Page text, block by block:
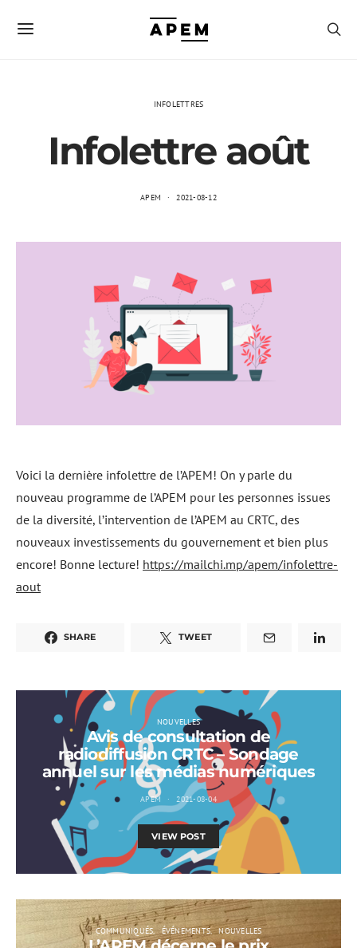
INFOLETTRES
Infolettre août
APEM 2021-08-12
Voici la dernière infolettre de l’APEM! On y parle du
nouveau programme de l’APEM pour les personnes issues
de la diversité, l’intervention de l’APEM au CRTC, des
nouveaux investissements du gouvernement et bien plus
encore! Bonne lecture! https://mailchi.mp/apem/infolettre-
aout
SHARE TWEET
NOUVELLES
Avis de consultation de
radiodiffusion CRTC – Sondage
annuel sur les médias numériques
APEM 2021-08-04
VIEW POST
COMMUNIQUÉS ÉVÉNEMENTS NOUVELLES